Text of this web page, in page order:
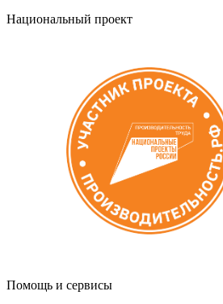
Национальный проект
Помощь и сервисы